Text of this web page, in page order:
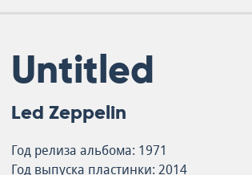
Untitled
Led Zeppelin
Год релиза альбома: 1971
Год выпуска пластинки: 2014